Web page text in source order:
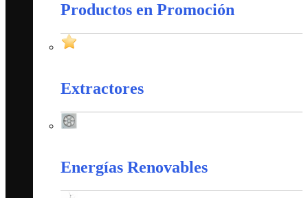
Productos en Promoción
Extractores
Energías Renovables